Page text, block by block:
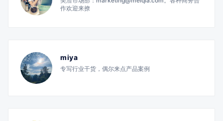
作欢迎来撩
miya
专写行业干货，偶尔来点产品案例